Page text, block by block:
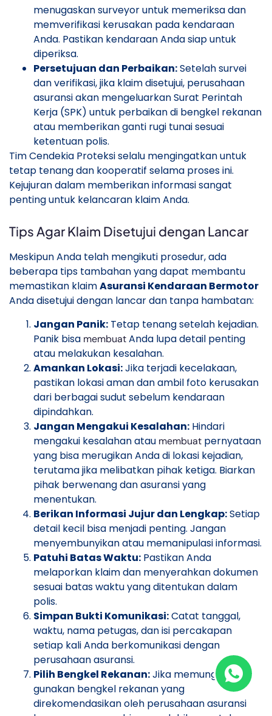
menugaskan surveyor untuk memeriksa dan
memverifikasi kerusakan pada kendaraan
Anda. Pastikan kendaraan Anda siap untuk
diperiksa.
Persetujuan dan Perbaikan:Setelah survei
dan verifikasi, jika klaim disetujui, perusahaan
asuransi akan mengeluarkan Surat Perintah
Kerja (SPK) untuk perbaikan di bengkel rekanan
atau memberikan ganti rugi tunai sesuai
ketentuan polis.
Tim Cendekia Proteksi selalu mengingatkan untuk
tetap tenang dan kooperatif selama proses ini.
Kejujuran dalam memberikan informasi sangat
penting untuk kelancaran klaim Anda.
Tips Agar Klaim Disetujui dengan Lancar
Meskipun Anda telah mengikuti prosedur, ada
beberapa tips tambahan yang dapat membantu
memastikan klaimAsuransi Kendaraan Bermotor
Anda disetujui dengan lancar dan tanpa hambatan:
Jangan Panik: Tetap tenang setelah kejadian.
Panik bisa membuatAnda lupa detail penting
atau melakukan kesalahan.
Amankan Lokasi:Jika terjadi kecelakaan,
pastikan lokasi aman dan ambil foto kerusakan
dari berbagai sudut sebelum kendaraan
dipindahkan.
Jangan Mengakui Kesalahan: Hindari
mengakui kesalahan atau membuat pernyataan
yang bisa merugikan Anda di lokasi kejadian,
terutama jika melibatkan pihak ketiga. Biarkan
pihak berwenang dan asuransi yang
menentukan.
Berikan Informasi Jujur dan Lengkap:Setiap
detail kecil bisa menjadi penting. Jangan
menyembunyikan atau memanipulasi informasi.
Patuhi Batas Waktu: Pastikan Anda
melaporkan klaim dan menyerahkan dokumen
sesuai batas waktu yang ditentukan dalam
polis.
Simpan Bukti Komunikasi:Catat tanggal,
waktu, nama petugas, dan isi percakapan
setiap kali Anda berkomunikasi dengan
perusahaan asuransi.
Pilih Bengkel Rekanan:Jika memungkinkan,
gunakan bengkel rekanan yang
direkomendasikan oleh perusahaan asuransi